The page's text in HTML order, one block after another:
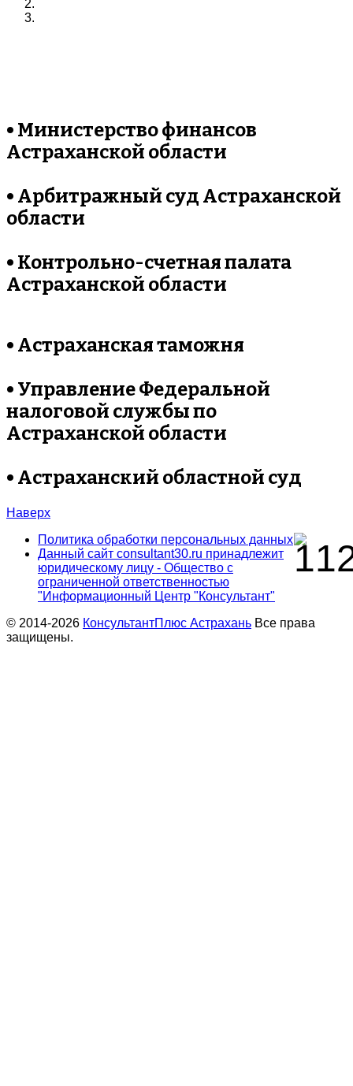
• Министерство финансов
Астраханской области
• Арбитражный суд Астраханской
области
• Контрольно-счетная палата
Астраханской области
• Астраханская таможня
• Управление Федеральной
налоговой службы по
Астраханской области
• Астраханский областной суд
Наверх
Политика обработки персональных данных
Данный сайт consultant30.ru принадлежит
юридическому лицу - Общество с
ограниченной ответственностью
"Информационный Центр "Консультант"
© 2014-2026 КонсультантПлюс Астрахань Все права
защищены.